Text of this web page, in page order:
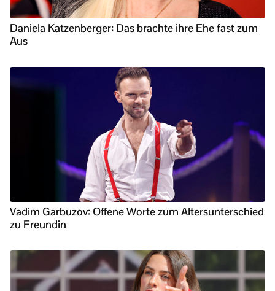
Daniela Katzenberger: Das brachte ihre Ehe fast zum
Aus
Vadim Garbuzov: Offene Worte zum Altersunterschied
zu Freundin